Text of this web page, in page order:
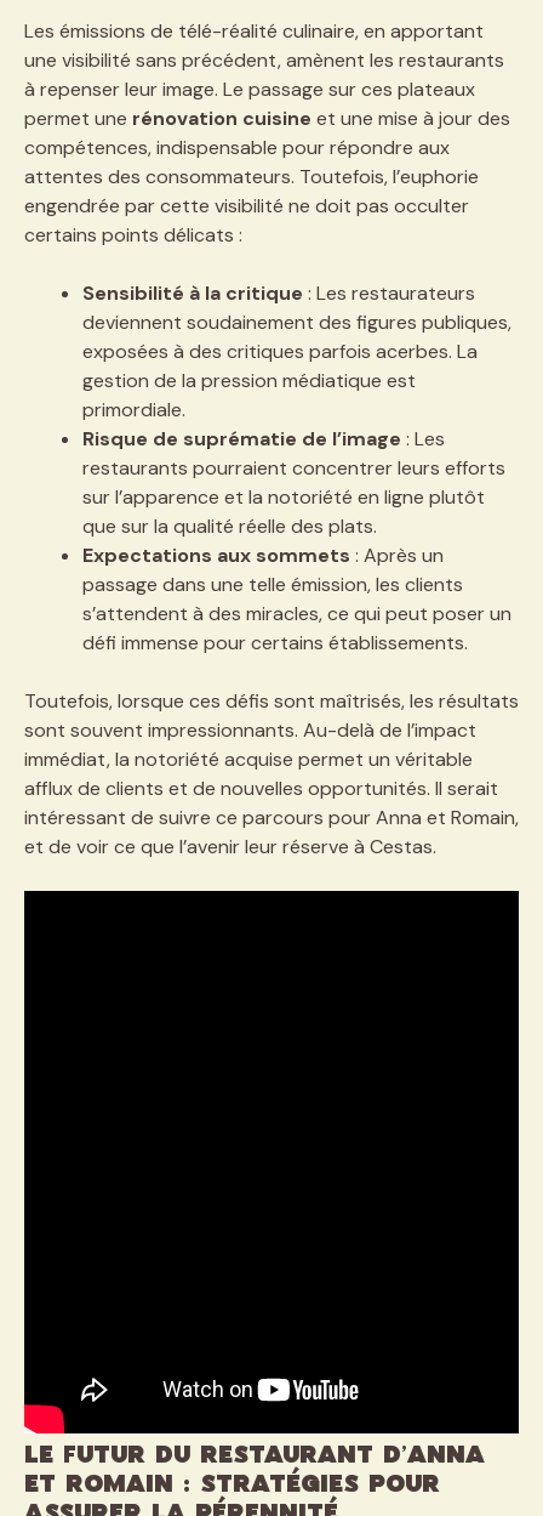
Les émissions de télé-réalité culinaire, en apportant
une visibilité sans précédent, amènent les restaurants
à repenser leur image. Le passage sur ces plateaux
permet une rénovation cuisine et une mise à jour des
compétences, indispensable pour répondre aux
attentes des consommateurs. Toutefois, l’euphorie
engendrée par cette visibilité ne doit pas occulter
certains points délicats :
Sensibilité à la critique : Les restaurateurs
deviennent soudainement des figures publiques,
exposées à des critiques parfois acerbes. La
gestion de la pression médiatique est
primordiale.
Risque de suprématie de l’image : Les
restaurants pourraient concentrer leurs efforts
sur l’apparence et la notoriété en ligne plutôt
que sur la qualité réelle des plats.
Expectations aux sommets : Après un
passage dans une telle émission, les clients
s’attendent à des miracles, ce qui peut poser un
défi immense pour certains établissements.
Toutefois, lorsque ces défis sont maîtrisés, les résultats
sont souvent impressionnants. Au-delà de l’impact
immédiat, la notoriété acquise permet un véritable
afflux de clients et de nouvelles opportunités. Il serait
intéressant de suivre ce parcours pour Anna et Romain,
et de voir ce que l’avenir leur réserve à Cestas.
Le futur du restaurant d’Anna
et Romain : stratégies pour